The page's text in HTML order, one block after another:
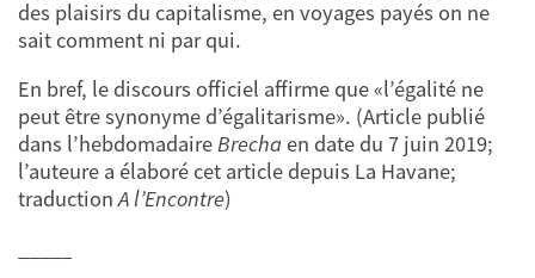
des plaisirs du capitalisme, en voyages payés on ne
sait comment ni par qui.
En bref, le discours officiel affirme que «l’égalité ne
peut être synonyme d’égalitarisme». (Article publié
dans l’hebdomadaireBrecha en date du 7 juin 2019;
l’auteure a élaboré cet article depuis La Havane;
traductionA l’Encontre)